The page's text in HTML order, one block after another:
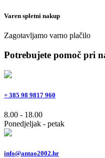
Varen spletni nakup
Zagotavljamo varno plačilo
Potrebujete pomoč pri
+ 385 98 9817 960
8.00 - 18.00
Ponedjeljak - petak
info@antao2002.hr